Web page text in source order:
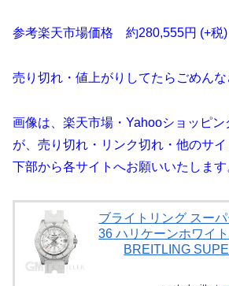
参考楽天市場価格 約280,555円 (+税)
売り切れ・値上がりしてたらごめんな
画像は、楽天市場・Yahooショッピ
が、売り切れ・リンク切れ・他のサ
下部から各サイトへお願いいたします
ブライトリング スーパ
36 ハリケーンホワイ
BREITLING